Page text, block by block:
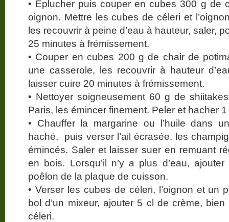
• Éplucher puis couper en cubes 300 g de
oignon. Mettre les cubes de céleri et
les recouvrir à peine d’eau à hauteur, saler,
25 minutes à frémissement.
• Couper en cubes 200 g de chair de
une casserole, les recouvrir à hauteur
laisser cuire 20 minutes à frémissement.
• Nettoyer soigneusement 60 g de
Paris, les émincer finement. Peler et hacher
• Chauffer la margarine ou l’huile dans
haché, puis verser l’ail écrasée, les
émincés. Saler et laisser suer en remuant
en bois. Lorsqu’il n’y a plus d’eau,
poêlon de la plaque de cuisson.
• Verser les cubes de céleri, l’oignon et un
bol d’un mixeur, ajouter 5 cl de crème,
céleri.